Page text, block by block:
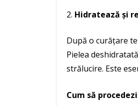
Hidratează și
După o curățare
Pielea
strălucire. Este
Cum să